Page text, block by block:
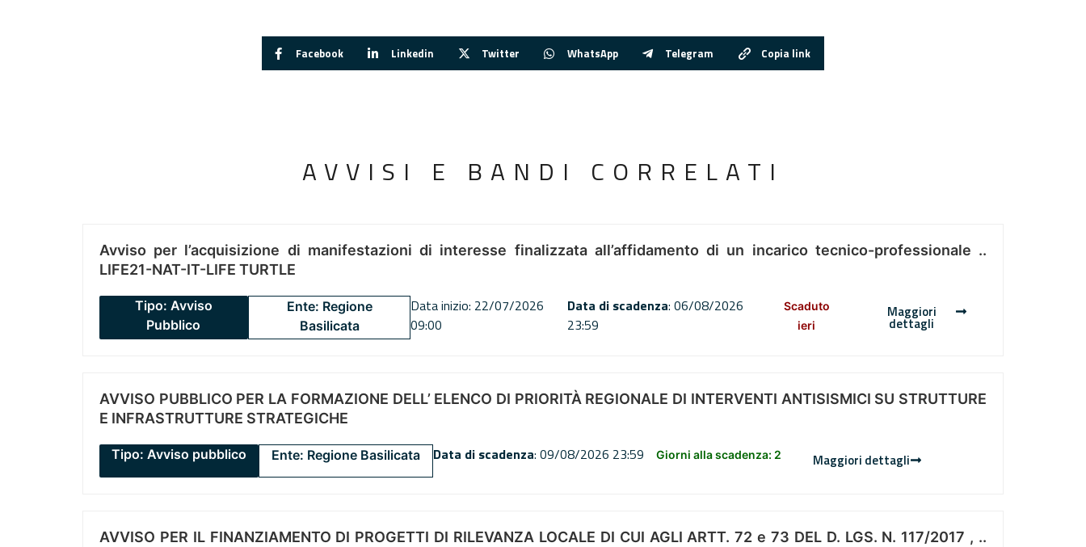
Facebook Linkedin Twitter WhatsApp Telegram Copia link
AVVISI E BANDI CORRELATI
Avviso per l’acquisizione di manifestazioni di interesse finalizzata all’affidamento di un incarico tecnico-professionale ..
LIFE21-NAT-IT-LIFE TURTLE
Tipo: Avviso
Pubblico
Ente: Regione
Basilicata
Data inizio: 22/07/2026
09:00
Data di scadenza: 06/08/2026
23:59
Scaduto
ieri
Maggiori
dettagli
AVVISO PUBBLICO PER LA FORMAZIONE DELL’ ELENCO DI PRIORITÀ REGIONALE DI INTERVENTI ANTISISMICI SU STRUTTURE
E INFRASTRUTTURE STRATEGICHE
Tipo: Avviso pubblico Ente: Regione Basilicata Data di scadenza: 09/08/2026 23:59 Giorni alla scadenza: 2 Maggiori dettagli
AVVISO PER IL FINANZIAMENTO DI PROGETTI DI RILEVANZA LOCALE DI CUI AGLI ARTT. 72 e 73 DEL D. LGS. N. 117/2017 , ..